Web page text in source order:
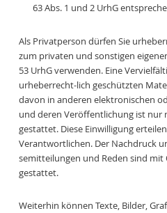
63 Abs. 1 und 2 UrhG
Als Privatperson dürfen Sie
zum privaten und sonstigen
53 UrhG verwenden. Eine
urheberrecht-lich geschützten
davon in anderen elektronischen
und deren Veröffentlichung ist nur
gestattet. Diese Einwilligung
Verantwortlichen. Der Nachdruck
semitteilungen und Reden sind mit
gestattet.
Weiterhin können Texte, Bilder,